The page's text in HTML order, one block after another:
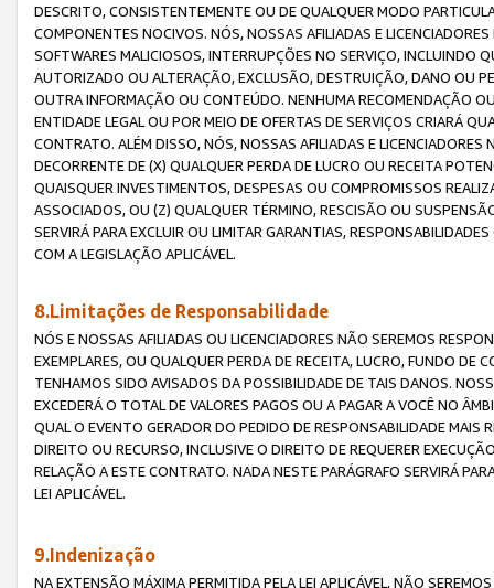
DESCRITO, CONSISTENTEMENTE OU DE QUALQUER MODO
COMPONENTES NOCIVOS. NÓS, NOSSAS AFILIADAS E
SOFTWARES MALICIOSOS, INTERRUPÇÕES NO SERVIÇO, INCLUINDO
AUTORIZADO OU ALTERAÇÃO, EXCLUSÃO, DESTRUIÇÃO, DANO OU
OUTRA INFORMAÇÃO OU CONTEÚDO. NENHUMA RECOMENDAÇÃO
ENTIDADE LEGAL OU POR MEIO DE OFERTAS DE SERVIÇOS CRIARÁ
CONTRATO. ALÉM DISSO, NÓS, NOSSAS AFILIADAS E
DECORRENTE DE (X) QUALQUER PERDA DE LUCRO OU RECEITA
QUAISQUER INVESTIMENTOS, DESPESAS OU COMPROMISSOS
ASSOCIADOS, OU (Z) QUALQUER TÉRMINO, RESCISÃO OU
SERVIRÁ PARA EXCLUIR OU LIMITAR GARANTIAS,
COM A LEGISLAÇÃO APLICÁVEL.
8.Limitações de Responsabilidade
NÓS E NOSSAS AFILIADAS OU LICENCIADORES NÃO SEREMOS
EXEMPLARES, OU QUALQUER PERDA DE RECEITA, LUCRO, FUNDO
TENHAMOS SIDO AVISADOS DA POSSIBILIDADE DE TAIS DANOS.
EXCEDERÁ O TOTAL DE VALORES PAGOS OU A PAGAR A VOCÊ NO
QUAL O EVENTO GERADOR DO PEDIDO DE RESPONSABILIDADE
DIREITO OU RECURSO, INCLUSIVE O DIREITO DE REQUERER
RELAÇÃO A ESTE CONTRATO. NADA NESTE PARÁGRAFO SERVIRÁ
LEI APLICÁVEL.
9.Indenização
NA EXTENSÃO MÁXIMA PERMITIDA PELA LEI APLICÁVEL, NÃO